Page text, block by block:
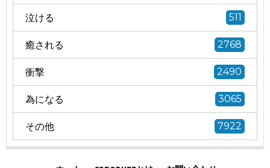
泣ける 511
癒される 2768
衝撃 2490
為になる 3065
その他 7922